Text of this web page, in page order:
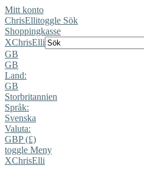
Mitt konto
ChrisEllitoggle Sök
Shoppingkasse
XChrisElli
GB
GB
Land:
GB
Storbritannien
Språk:
Svenska
Valuta:
GBP (£)
toggle Meny
XChrisElli